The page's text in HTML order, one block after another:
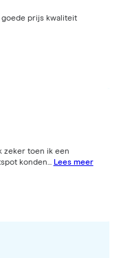
prijs kwaliteit
zeker toen ik een
konden... Lees meer